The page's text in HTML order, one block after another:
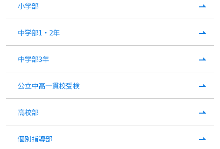
小学部
中学部1・2年
中学部3年
公立中高一貫校受検
高校部
個別指導部